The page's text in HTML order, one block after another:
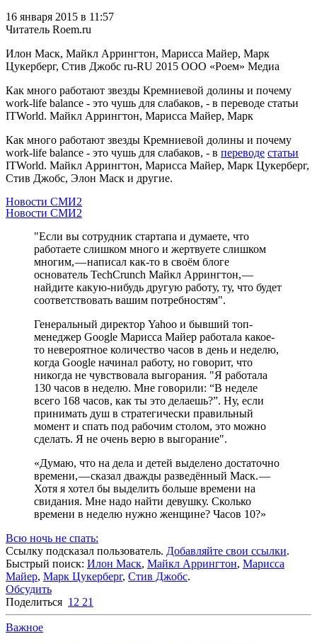
16 января 2015 в 11:57
Читатель Roem.ru
Илон Маск, Майкл Аррингтон, Марисса Майер, Марк
Цукерберг, Стив Джобс ru-RU 2015 ООО «Роем» Медиа
Как много работают звезды Кремниевой долины и почему
work-life balance - это чушь для слабаков, - в переводе статьи
ITWorld. Майкл Аррингтон, Марисса Майер, Марк
Как много работают звезды Кремниевой долины и почему
work-life balance - это чушь для слабаков, - в переводе статьи
ITWorld. Майкл Аррингтон, Марисса Майер, Марк Цукерберг,
Стив Джобс, Элон Маск и другие.
Новости СМИ2
Новости СМИ2
"Если вы сотрудник стартапа и думаете, что
работаете слишком много и жертвуете слишком
многим, — написал как-то в своём блоге
основатель TechCrunch Майкл Аррингтон, —
найдите какую-нибудь другую работу, ту, что будет
соответствовать вашим потребностям".
Генеральный директор Yahoo и бывший топ-
менеджер Google Марисса Майер работала какое-
то невероятное количество часов в день и неделю,
когда Google начинал работу, но говорит, что
никогда не чувствовала выгорания. "Я работала
130 часов в неделю. Мне говорили: “В неделе
всего 168 часов, как ты это делаешь?”. Ну, если
принимать душ в стратегически правильный
момент и спать под рабочим столом, это можно
сделать. Я не очень верю в выгорание".
«Думаю, что на дела и детей выделено достаточно
времени, — сказал дважды разведённый Маск. —
Хотя я хотел бы выделить больше времени на
свидания. Мне надо найти девушку. Сколько
времени в неделю нужно женщине? Часов 10?»
Всю ночь не спать:
Ссылку подсказал пользователь. Добавляйте свои ссылки.
Быстрый поиск: Илон Маск, Майкл Аррингтон, Марисса
Майер, Марк Цукерберг, Стив Джобс.
Обсудить
Поделиться 12 21
Важное